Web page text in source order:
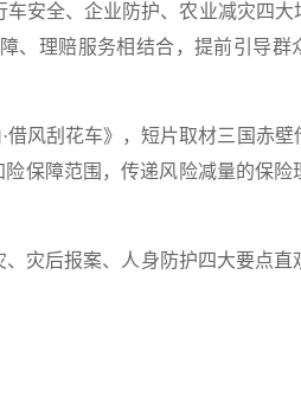
车安全、企业防护、农业减灾四大
、理赔服务相结合，提前引导群
风刮花车》，短片取材三国赤壁
险保障范围，传递风险减量的保险
灾后报案、人身防护四大要点直